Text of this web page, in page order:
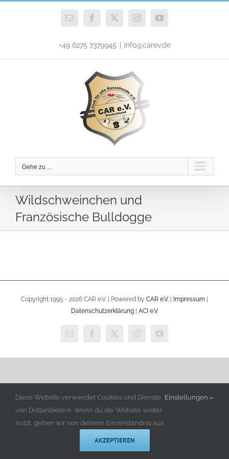
E-
Facebook
X InstagramYouTube
+49 6275 7379945 info@carev.de
Gehe zu ...
Wildschweinchen und
Französische Bulldogge
Copyright 1995 - 2026 CAR e.V. | Powered by CAR e.V. | Impressum |
Datenschutzerklärung| ACI e.V.
E-
Facebook
X InstagramYouTube
Diese Website verwendet Cookies und Dienste
von Drittanbietern. Wenn du die Website weiter
nutzt, gehen wir von deinem Einverständnis aus.
Einstellungen
AKZEPTIEREN